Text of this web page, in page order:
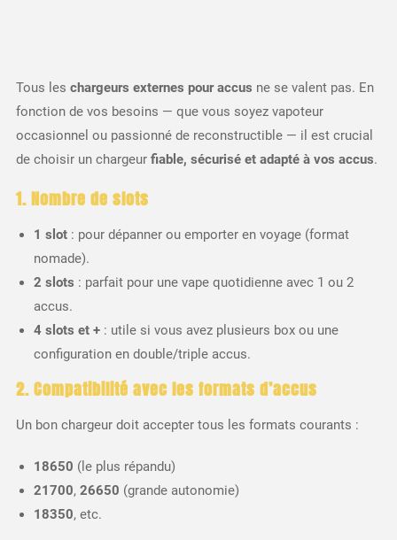
Tous les chargeurs externes pour accus ne se valent pas. En
fonction de vos besoins — que vous soyez vapoteur
occasionnel ou passionné de reconstructible — il est crucial
de choisir un chargeur fiable, sécurisé et adapté à vos accus.
1. Nombre de slots
1 slot: pour dépanner ou emporter en voyage (format
nomade).
2 slots : parfait pour une vape quotidienne avec 1 ou 2
accus.
4 slots et +: utile si vous avez plusieurs box ou une
configuration en double/triple accus.
2. Compatibilité avec les formats d’accus
Un bon chargeur doit accepter tous les formats courants :
18650 (le plus répandu)
21700, 26650 (grande autonomie)
18350, etc.